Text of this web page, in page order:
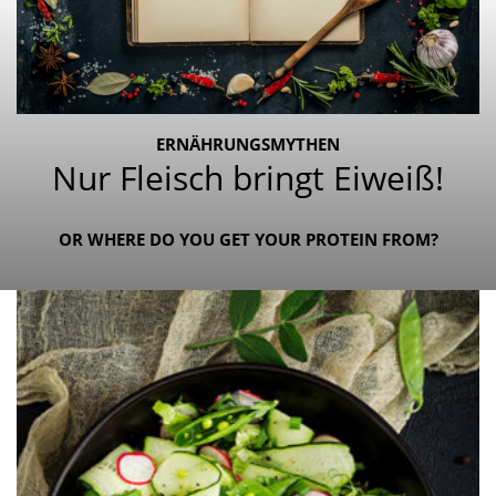
ERNÄHRUNGSMYTHEN
Nur Fleisch bringt Eiweiß!
OR WHERE DO YOU GET YOUR PROTEIN FROM?